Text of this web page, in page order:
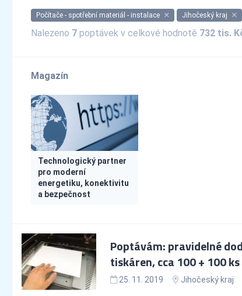
Počítače - spotřební materiál - instalace Jihočeský kraj
Nalezeno 7poptávek v celkové hodnotě 732 tis.
Magazín
Technologický partner
pro moderní
energetiku, konektivitu
a bezpečnost
Poptávám: pravidelné
tiskáren, cca 100 + 100 ks
25. 11. 2019 Jihočeský kraj